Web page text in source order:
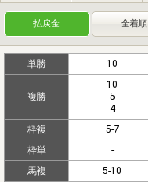
払戻金 全着順
単勝 10
複勝
10
5
4
枠複
5-7
枠単
-
馬複
5-10